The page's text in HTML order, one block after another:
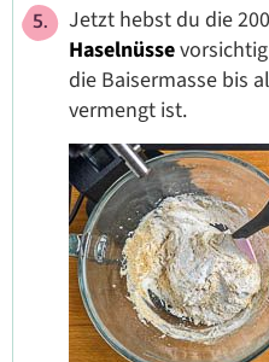
Jetzt hebst du die
Haselnüsse
die Baisermasse bis
vermengt ist.